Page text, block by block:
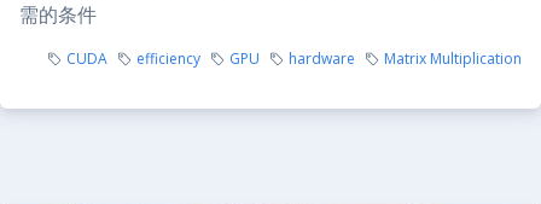
需的条件
CUDA efficiency GPU hardware Matrix Multiplication